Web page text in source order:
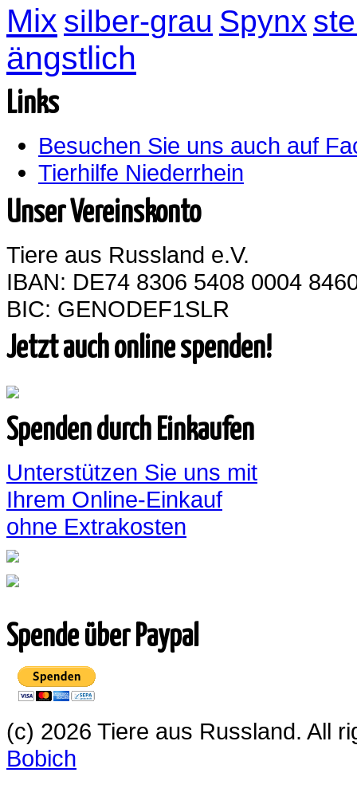
Mix silber-grau Spynx
ängstlich
Links
Besuchen Sie uns auch auf
Tierhilfe Niederrhein
Unser Vereinskonto
Tiere aus Russland e.V.
IBAN: DE74 8306 5408 0004
BIC: GENODEF1SLR
Jetzt auch online spenden!
Spenden durch Einkaufen
Unterstützen Sie uns mit
Ihrem Online-Einkauf
ohne Extrakosten
Spende über Paypal
(c) 2026 Tiere aus Russland. All
Bobich